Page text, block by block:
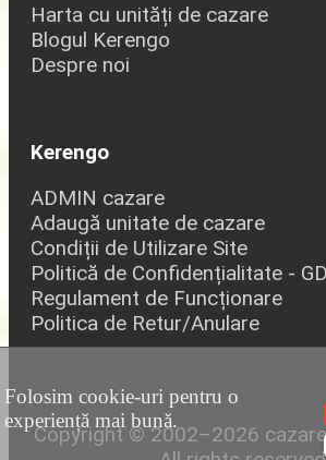
Harta cu unități de cazare
Blogul Kerengo
Despre noi
Kerengo
ADMIN cazare
Adaugă unitate de cazare
Condiții de Utilizare Site
Politică de Confidențialitate -
Regulament de Funcționare
Politica de Retur/Anulare
Copyright © 2002–2026
Folosim cookie-uri pentru o
experiență mai bună.